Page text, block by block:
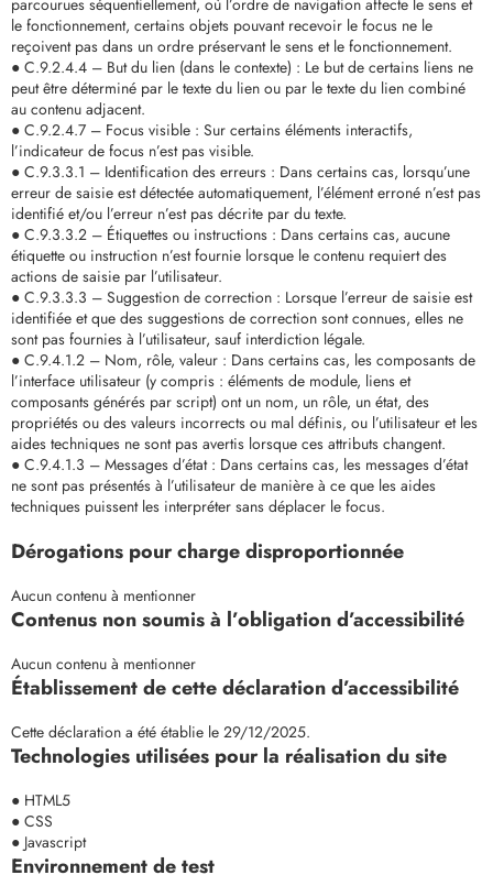
parcourues séquentiellement, où l’ordre de navigation affecte le sens et
le fonctionnement, certains objets pouvant recevoir le focus ne le
reçoivent pas dans un ordre préservant le sens et le fonctionnement.
● C.9.2.4.4 – But du lien (dans le contexte) : Le but de certains liens ne
peut être déterminé par le texte du lien ou par le texte du lien combiné
au contenu adjacent.
● C.9.2.4.7 – Focus visible : Sur certains éléments interactifs,
l’indicateur de focus n’est pas visible.
● C.9.3.3.1 – Identification des erreurs : Dans certains cas, lorsqu’une
erreur de saisie est détectée automatiquement, l’élément erroné n’est pas
identifié et/ou l’erreur n’est pas décrite par du texte.
● C.9.3.3.2 – Étiquettes ou instructions : Dans certains cas, aucune
étiquette ou instruction n’est fournie lorsque le contenu requiert des
actions de saisie par l’utilisateur.
● C.9.3.3.3 – Suggestion de correction : Lorsque l’erreur de saisie est
identifiée et que des suggestions de correction sont connues, elles ne
sont pas fournies à l’utilisateur, sauf interdiction légale.
● C.9.4.1.2 – Nom, rôle, valeur : Dans certains cas, les composants de
l’interface utilisateur (y compris : éléments de module, liens et
composants générés par script) ont un nom, un rôle, un état, des
propriétés ou des valeurs incorrects ou mal définis, ou l’utilisateur et les
aides techniques ne sont pas avertis lorsque ces attributs changent.
● C.9.4.1.3 – Messages d’état : Dans certains cas, les messages d’état
ne sont pas présentés à l’utilisateur de manière à ce que les aides
techniques puissent les interpréter sans déplacer le focus.
Dérogations pour charge disproportionnée
Aucun contenu à mentionner
Contenus non soumis à l’obligation d’accessibilité
Aucun contenu à mentionner
Établissement de cette déclaration d’accessibilité
Cette déclaration a été établie le 29/12/2025.
Technologies utilisées pour la réalisation du site
● HTML5
● CSS
● Javascript
Environnement de test